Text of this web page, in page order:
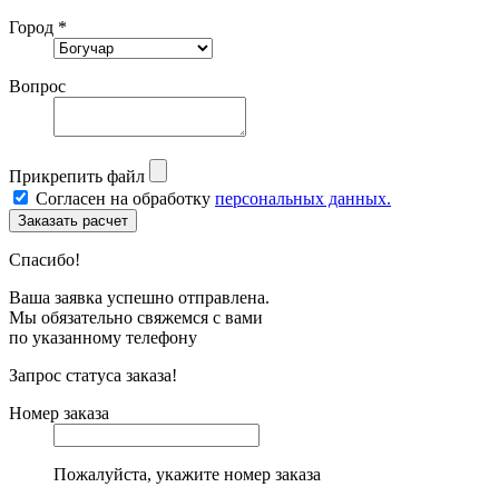
Город *
Вопрос
Прикрепить файл
Согласен на обработку персональных данных.
Спасибо!
Ваша заявка успешно отправлена.
Мы обязательно свяжемся с вами
по указанному телефону
Запрос статуса заказа!
Номер заказа
Пожалуйста, укажите номер заказа